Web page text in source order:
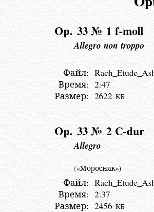
Op. 33 № 1 f-moll
Allegro non troppo
Файл:
Время: 2:47
Размер: 2622 КБ
Op. 33 № 2 C-dur
Allegro
(«Моросняк»)
Файл:
Время: 2:37
Размер: 2456 КБ